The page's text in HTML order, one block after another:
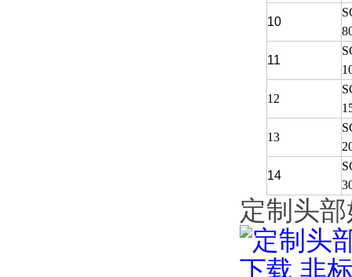
10
11
12
13
14
定制头